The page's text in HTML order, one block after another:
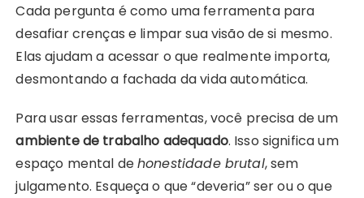
Cada pergunta é como uma ferramenta para
desafiar crenças e limpar sua visão de si mesmo.
Elas ajudam a acessar o que realmente importa,
desmontando a fachada da vida automática.
Para usar essas ferramentas, você precisa de um
ambiente de trabalho adequado. Isso significa um
espaço mental dehonestidade brutal, sem
julgamento. Esqueça o que “deveria” ser ou o que